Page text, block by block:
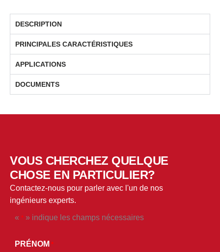
DESCRIPTION
PRINCIPALES CARACTÉRISTIQUES
APPLICATIONS
DOCUMENTS
VOUS CHERCHEZ QUELQUE
CHOSE EN PARTICULIER?
Contactez-nous pour parler avec l'un de nos
ingénieurs experts.
« * » indique les champs nécessaires
PRÉNOM *
EN
*